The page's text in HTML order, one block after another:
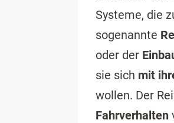
Systeme, die
sogenannte
oder der
sie sich mit
wollen. Der
Fahrverhalten